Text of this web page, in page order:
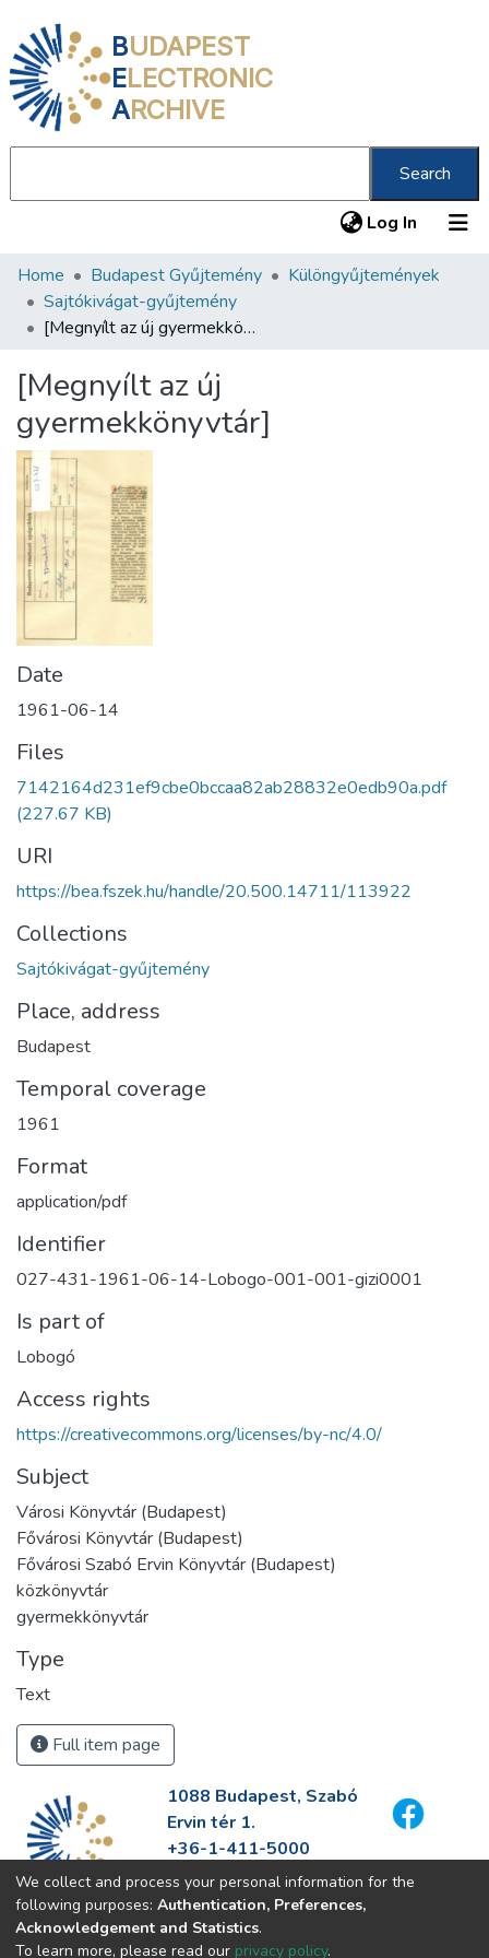
BUDAPEST
ELECTRONIC
ARCHIVE
Search
Log In (current)
Communities & Collections
All of DSpace
About us
Home Budapest Gyűjtemény
Különgyűjtemények
Sajtókivágat-gyűjtemény
[Megnyílt az új gyermekkönyvtár]
[Megnyílt az új
gyermekkönyvtár]
Date
1961-06-14
Files
7142164d231ef9cbe0bccaa82ab28832e0edb90a.pdf
(227.67 KB)
URI
https://bea.fszek.hu/handle/20.500.14711/113922
Collections
Sajtókivágat-gyűjtemény
Place, address
Budapest
Temporal coverage
1961
Format
application/pdf
Identifier
027-431-1961-06-14-Lobogo-001-001-gizi0001
Is part of
Lobogó
Access rights
https://creativecommons.org/licenses/by-nc/4.0/
Subject
Városi Könyvtár (Budapest)
Fővárosi Könyvtár (Budapest)
Fővárosi Szabó Ervin Könyvtár (Budapest)
közkönyvtár
gyermekkönyvtár
Type
Text
Full item page
1088 Budapest, Szabó
Ervin tér 1.
+36-1-411-5000
info@fszek.hu
https://fszek.hu
We collect and process your personal information for the
following purposes: Authentication, Preferences,
Acknowledgement and Statistics.
To learn more, please read our privacy policy.